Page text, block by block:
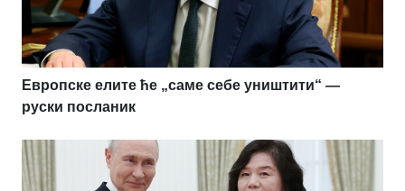
Европске елите ће „саме себе уништити“ —
руски посланик